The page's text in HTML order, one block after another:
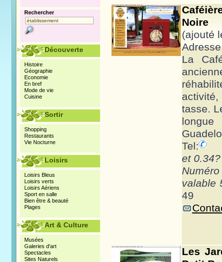
Noire
(ajouté
La
tasse.
Tel:
et
valable
49
Les
Rechercher
Découverte
Histoire
Géographie
Economie
En bref
Mode de vie
Cuisine
Sortir
Shopping
Restaurants
Vie Nocturne
Loisirs
Loisirs Bleus
Loisirs verts
Loisirs Aériens
Sport en salle
Bien être & beauté
Plages
Art & Culture
Musées
Galeries d'art
Spectacles
Sites Naturels